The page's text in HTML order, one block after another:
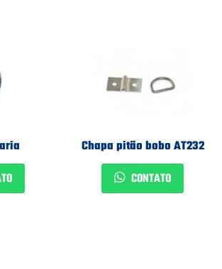
Chapa pitão bobo AT232
CONTATO